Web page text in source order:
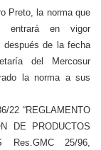
Preto, la norma que
entrará en vigor
de la fecha
del Mercosur
la norma a sus
22 “REGLAMENTO
DE PRODUCTOS
Res.GMC 25/96,